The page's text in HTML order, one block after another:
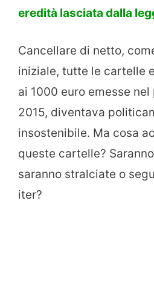
eredità lasciata dalla
Cancellare di netto,
iniziale, tutte le cartelle
ai 1000 euro emesse
2015, diventava
insostenibile. Ma cosa
queste cartelle?
saranno stralciate o
iter?